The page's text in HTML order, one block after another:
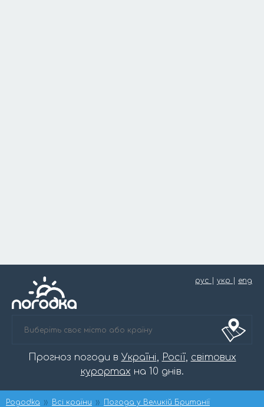
рус укр eng
Прогноз погоди в Україні, Росії, світових
курортах на 10 днів.
Pogodka Всі країни
Погода у Великій Британії